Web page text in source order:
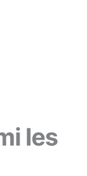
les